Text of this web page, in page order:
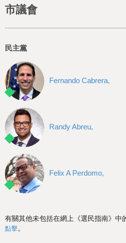
r
e
市議會
民主黨
Fernando Cabrera,
Randy Abreu,
Felix A Perdomo,
有關其他未包括在網上《選民指南》中
點擊。